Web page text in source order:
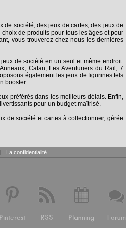
de société, des jeux de cartes, des jeux de
de produits pour tous les âges et pour
vous trouverez chez nous les dernières
de société en un seul et même endroit.
Catan, Les Aventuriers du Rail, 7
également les jeux de figurines tels
booster.
préférés dans les meilleurs délais. Enfin,
pour un budget maîtrisé.
de société et cartes à collectionner, gérée
| La confidentialité
Pinterest RSS Planning Forum